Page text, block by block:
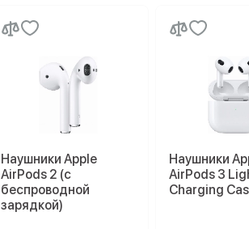
Наушники Apple
AirPods 2 (с
беспроводной
зарядкой)
Наушники
AirPods 3
Charging